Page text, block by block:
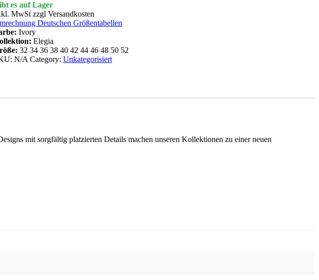
es auf Lager
MwSt zzgl Versandkosten
Deutschen Größentabellen
Ivory
Elegia
32 34 36 38 40 42 44 46 48 50 52
N/A Category: Unkategorisiert
mit sorgfältig platzierten Details machen unseren Kollektionen zu einer neuen